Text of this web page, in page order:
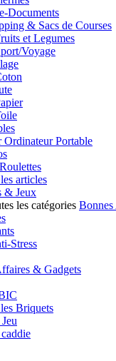
Documents
& Sacs de Courses
et Legumes
Voyage
Ordinateur Portable
articles
& Jeux
les catégories
Stress
& Gadgets
Briquets